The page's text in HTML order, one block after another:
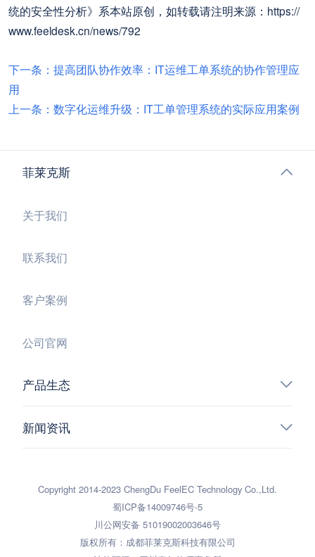
统的安全性分析》系本站原创，如转载请注明来源：https://
www.feeldesk.cn/news/792
下一条：提高团队协作效率：IT运维工单系统的协作管理应
用
上一条：数字化运维升级：IT工单管理系统的实际应用案例
菲莱克斯
关于我们
联系我们
客户案例
公司官网
产品生态
新闻资讯
Copyright 2014-2023 ChengDu FeelEC Technology Co.,Ltd.
蜀ICP备14009746号-5
川公网安备 51019002003646号
版权所有：成都菲莱克斯科技有限公司